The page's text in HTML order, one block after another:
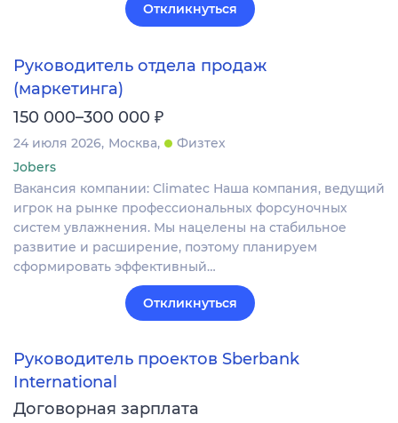
Откликнуться
Руководитель отдела продаж
(маркетинга)
150 000–300 000 ₽
24 июля 2026 Москва
Физтех
Jobers
Вакансия компании: Climatec Наша компания, ведущий
игрок на рынке профессиональных форсуночных
систем увлажнения. Мы нацелены на стабильное
развитие и расширение, поэтому планируем
сформировать эффективный…
Откликнуться
Руководитель проектов Sberbank
International
Договорная зарплата